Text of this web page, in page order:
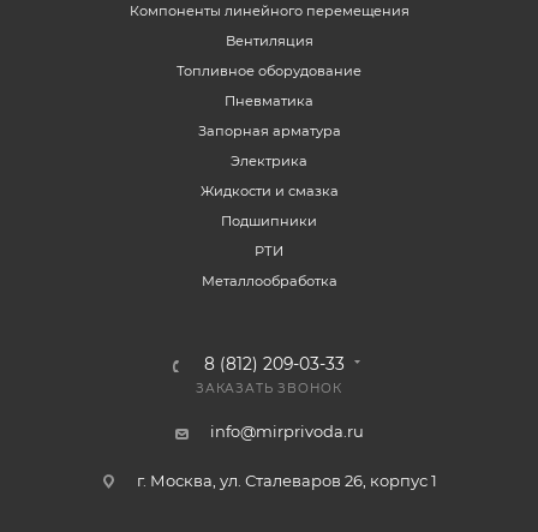
Компоненты линейного перемещения
Вентиляция
Топливное оборудование
Пневматика
Запорная арматура
Электрика
Жидкости и смазка
Подшипники
РТИ
Металлообработка
8 (812) 209-03-33
ЗАКАЗАТЬ ЗВОНОК
info@mirprivoda.ru
г. Москва, ул. Сталеваров 26, корпус 1